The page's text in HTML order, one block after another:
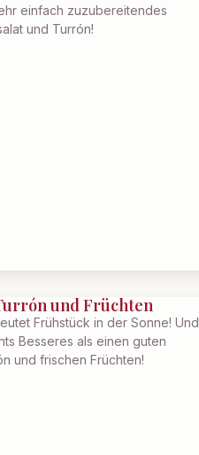
einfach zuzubereitendes
und Turrón!
und Früchten
Frühstück in der Sonne! Und
Besseres als einen guten
und frischen Früchten!